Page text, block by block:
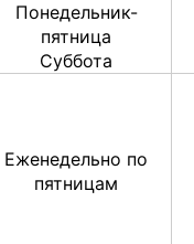
Понедельник-
пятница
Суббота
Еженедельно по
пятницам